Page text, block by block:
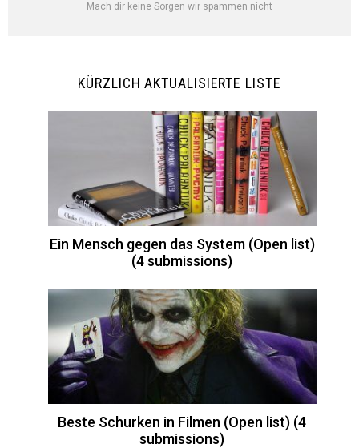
Mach dir keine Sorgen wir spammen nicht
KÜRZLICH AKTUALISIERTE LISTE
Ein Mensch gegen das System (Open list)
(4 submissions)
Beste Schurken in Filmen (Open list) (4
submissions)